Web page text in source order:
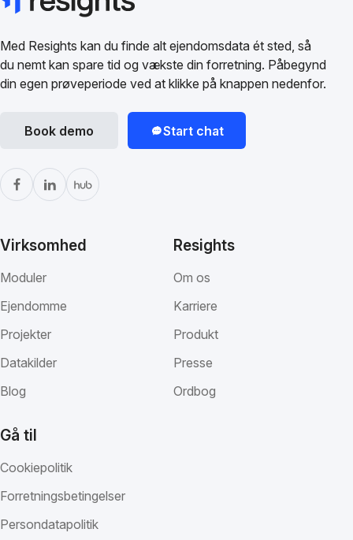
Med Resights kan du finde alt ejendomsdata ét sted, så
du nemt kan spare tid og vækste din forretning. Påbegynd
din egen prøveperiode ved at klikke på knappen nedenfor.
Book demo Start chat
Virksomhed
Moduler
Ejendomme
Projekter
Datakilder
Blog
Resights
Om os
Karriere
Produkt
Presse
Ordbog
Gå til
Cookiepolitik
Forretningsbetingelser
Persondatapolitik